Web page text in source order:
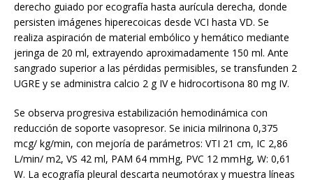
derecho guiado por ecografía hasta aurícula derecha, donde
persisten imágenes hiperecoicas desde VCI hasta VD. Se
realiza aspiración de material embólico y hemático mediante
jeringa de 20 ml, extrayendo aproximadamente 150 ml. Ante
sangrado superior a las pérdidas permisibles, se transfunden 2
UGRE y se administra calcio 2 g IV e hidrocortisona 80 mg IV.
Se observa progresiva estabilización hemodinámica con
reducción de soporte vasopresor. Se inicia milrinona 0,375
mcg/ kg/min, con mejoría de parámetros: VTI 21 cm, IC 2,86
L/min/ m2, VS 42 ml, PAM 64 mmHg, PVC 12 mmHg, W: 0,61
W. La ecografía pleural descarta neumotórax y muestra líneas